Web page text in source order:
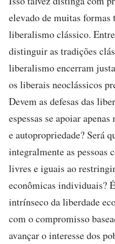
elevado de muitas
liberalismo clássico.
distinguir as tradições
liberalismo encerram
os liberais neoclássicos
Devem as defesas das
espessas se apoiar
e autopropriedade? Será
integralmente as pessoas
livres e iguais ao
econômicas individuais?
intrínseco da liberdade
com o compromisso
avançar o interesse dos